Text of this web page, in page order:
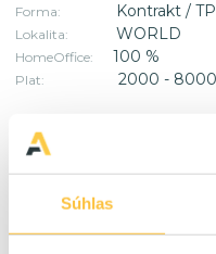
Súhlas
Forma: Kontrakt /
Lokalita: WORLD
HomeOffice: 100 %
Plat: 2000 -
Forma: